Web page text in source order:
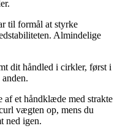
til formål at styrke
Almindelige
dit håndled i cirkler, først i
et håndklæde med strakte
vægten op, mens du
ned igen.